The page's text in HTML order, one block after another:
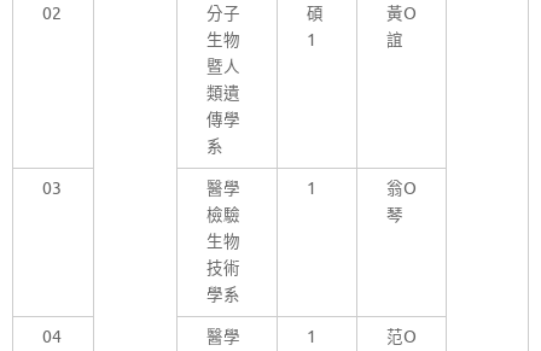
02
分子
生物
暨人
類遺
傳學
系
碩
1
黃O
誼
03
醫學
檢驗
生物
技術
學系
1
翁O
琴
04
醫學
1
范O